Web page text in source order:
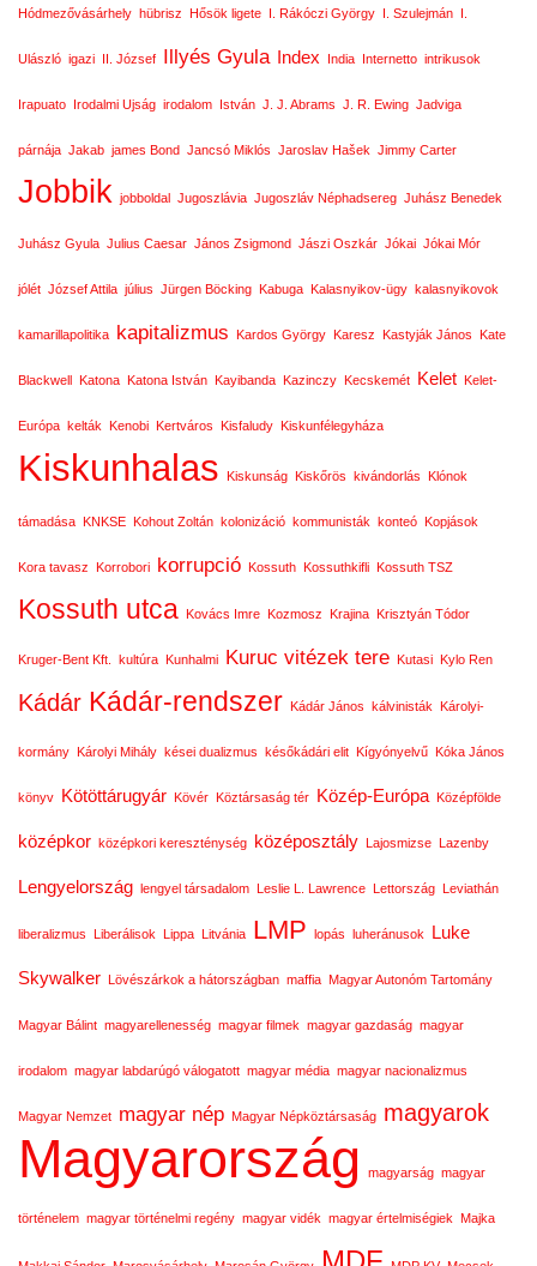
Hódmezővásárhely hübrisz Hősök ligete I. Rákóczi György I. Szulejmán I.
Ulászló igazi II. József Illyés Gyula Index India Internetto intrikusok
Irapuato Irodalmi Ujság irodalom István J. J. Abrams J. R. Ewing Jadviga
párnája Jakab james Bond Jancsó Miklós Jaroslav Hašek Jimmy Carter
Jobbik jobboldal Jugoszlávia Jugoszláv Néphadsereg Juhász Benedek
Juhász Gyula Julius Caesar János Zsigmond Jászi Oszkár Jókai Jókai Mór
jólét József Attila július Jürgen Böcking Kabuga Kalasnyikov-ügy kalasnyikovok
kamarillapolitika kapitalizmus Kardos György Karesz Kastyják János Kate
Blackwell Katona Katona István Kayibanda Kazinczy Kecskemét Kelet Kelet-
Európa kelták Kenobi Kertváros Kisfaludy Kiskunfélegyháza
Kiskunhalas Kiskunság Kiskőrös kivándorlás Klónok
támadása KNKSE Kohout Zoltán kolonizáció kommunisták konteó Kopjások
Kora tavasz Korrobori korrupció Kossuth Kossuthkifli Kossuth TSZ
Kossuth utca Kovács Imre Kozmosz Krajina Krisztyán Tódor
Kruger-Bent Kft. kultúra Kunhalmi Kuruc vitézek tere Kutasi Kylo Ren
Kádár Kádár-rendszer Kádár János kálvinisták Károlyi-
kormány Károlyi Mihály kései dualizmus későkádári elit Kígyónyelvű Kóka János
könyv Kötöttárugyár Kövér Köztársaság tér Közép-Európa Középfölde
középkor középkori kereszténység középosztály Lajosmizse Lazenby
Lengyelország lengyel társadalom Leslie L. Lawrence Lettország Leviathán
liberalizmus Liberálisok Lippa Litvánia LMP lopás luheránusok Luke
Skywalker Lövészárkok a hátországban maffia Magyar Autonóm Tartomány
Magyar Bálint magyarellenesség magyar filmek magyar gazdaság magyar
irodalom magyar labdarúgó válogatott magyar média magyar nacionalizmus
Magyar Nemzet magyar nép Magyar Népköztársaság magyarok
Magyarország magyarság magyar
történelem magyar történelmi regény magyar vidék magyar értelmiségiek Majka